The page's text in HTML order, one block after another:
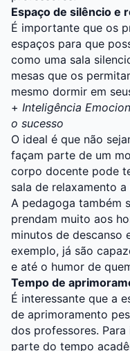
Espaço de silêncio e
É importante que os
espaços para que
como uma sala
mesas que os
mesmo dormir em
+ Inteligência
o sucesso
O ideal é que não
façam parte de um
corpo docente pode
sala de relaxamento
A pedagoga também
prendam muito aos
minutos de descanso
exemplo, já são
e até o humor de
Tempo de
É interessante que a
de aprimoramento
dos professores.
parte do tempo